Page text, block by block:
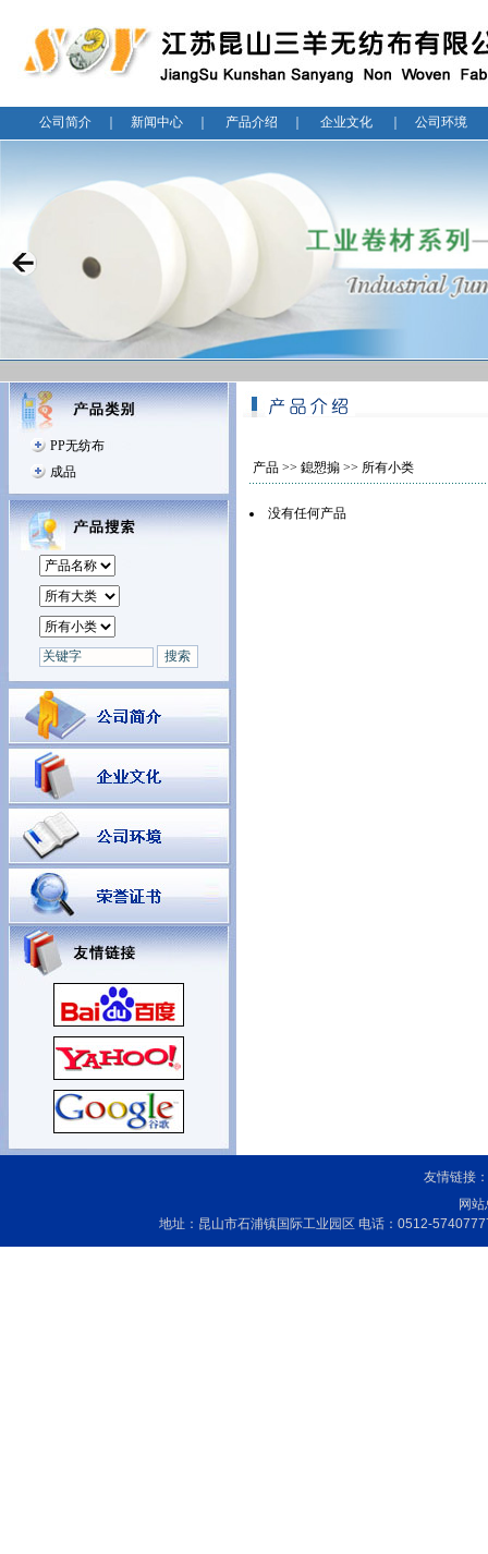
公司简介 新闻中心 产品介绍 企业文化 公司环境
PP无纺布
成品
产品 >> 鎴愬搧 >> 所有小类
没有任何产品
友情链接：
网
地址：昆山市石浦镇国际工业园区 电话：0512-